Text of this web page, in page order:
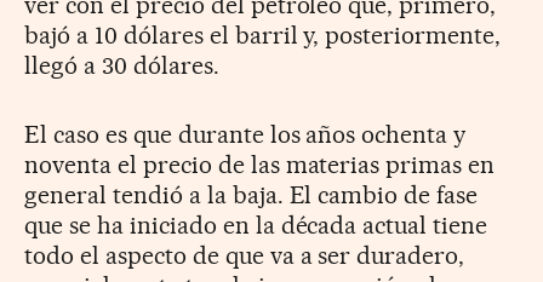
bajó a 10 dólares el barril y, posteriormente,
llegó a 30 dólares.
El caso es que durante los años ochenta y
noventa el precio de las materias primas en
general tendió a la baja. El cambio de fase
que se ha iniciado en la década actual tiene
todo el aspecto de que va a ser duradero,